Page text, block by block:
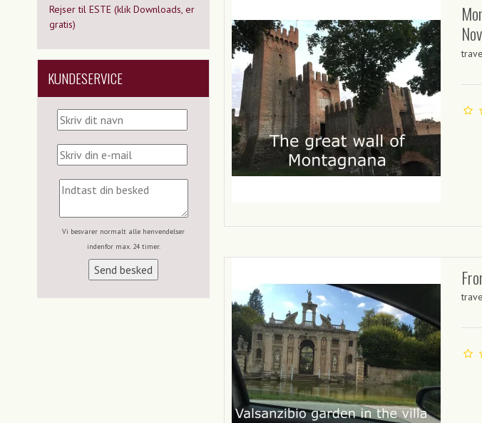
Rejser til ESTE (klik Downloads, er
gratis)
KUNDESERVICE
Vi besvarer normalt alle henvendelser
indenfor max. 24 timer.